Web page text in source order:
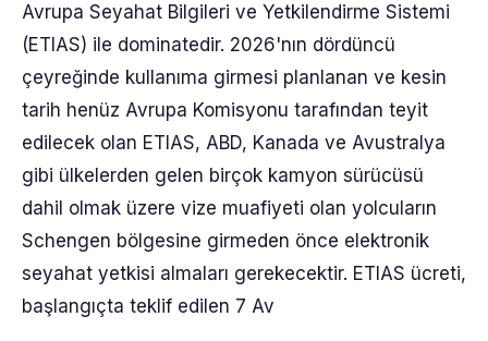
Avrupa Seyahat Bilgileri ve Yetkilendirme Sistemi
(ETIAS) ile dominatedir. 2026'nın dördüncü
çeyreğinde kullanıma girmesi planlanan ve kesin
tarih henüz Avrupa Komisyonu tarafından teyit
edilecek olan ETIAS, ABD, Kanada ve Avustralya
gibi ülkelerden gelen birçok kamyon sürücüsü
dahil olmak üzere vize muafiyeti olan yolcuların
Schengen bölgesine girmeden önce elektronik
seyahat yetkisi almaları gerekecektir. ETIAS ücreti,
başlangıçta teklif edilen 7 Av